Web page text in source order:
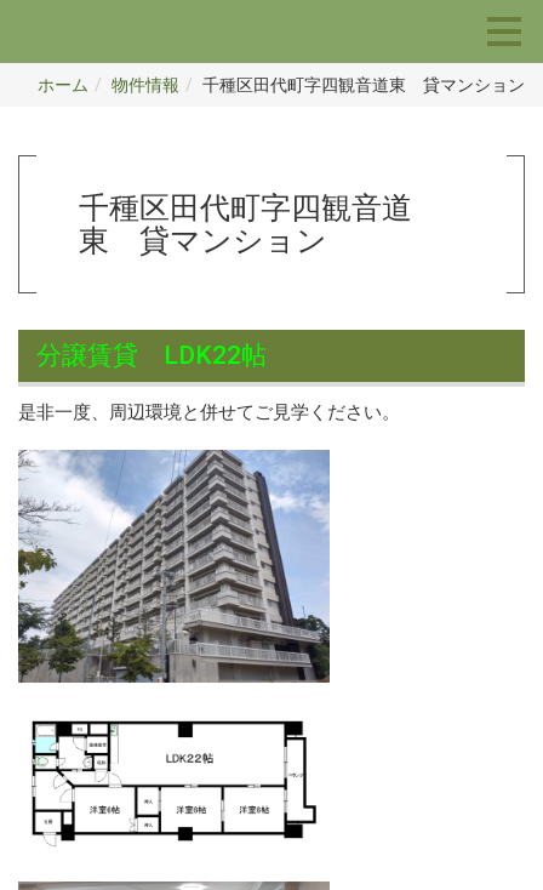
ホーム 物件情報 千種区田代町字四観音道東 貸マンション
千種区田代町字四観音道
東 貸マンション
分譲賃貸 LDK22帖
是非一度、周辺環境と併せてご見学ください。